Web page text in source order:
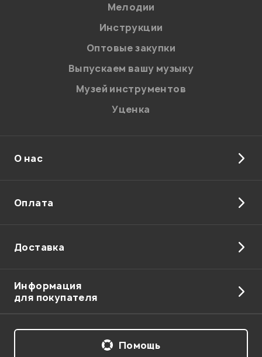
на обработку персональных данных в
Политикой в отношении обработки
персональных данных.
Введите проверочное число:
Отправить
Мелодии
Инструкции
Оптовые закупки
Выпускаем вашу музыку
Музей инструментов
Уценка
О нас
Оплата
Доставка
Информация
для покупателя
Помощь